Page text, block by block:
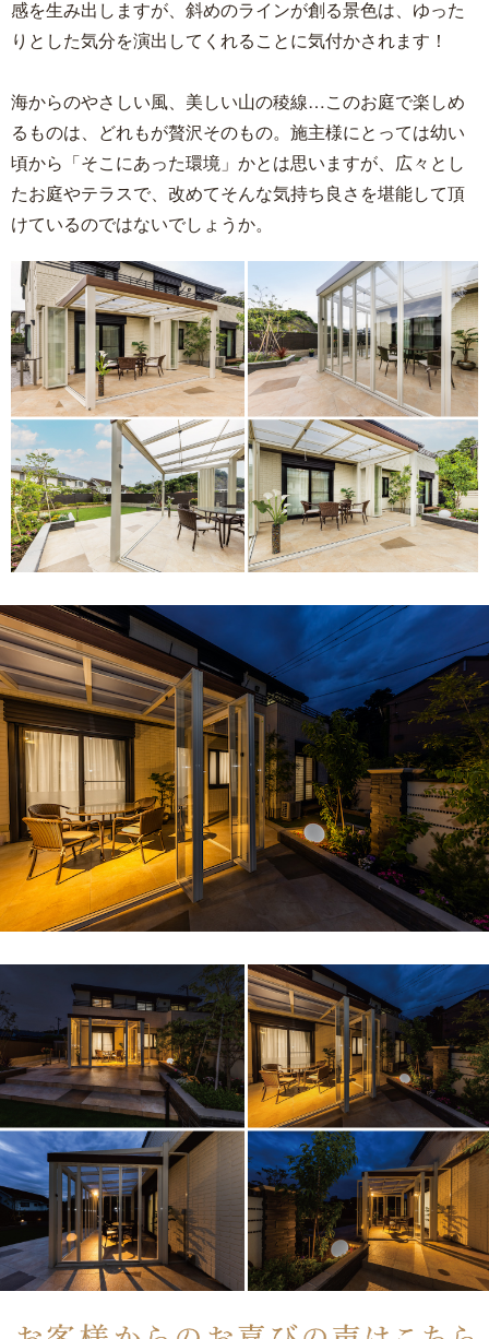
感を生み出しますが、斜めのラインが創る景色は、ゆった
りとした気分を演出してくれることに気付かされます！
海からのやさしい風、美しい山の稜線…このお庭で楽しめ
るものは、どれもが贅沢そのもの。施主様にとっては幼い
頃から「そこにあった環境」かとは思いますが、広々とし
たお庭やテラスで、改めてそんな気持ち良さを堪能して頂
けているのではないでしょうか。